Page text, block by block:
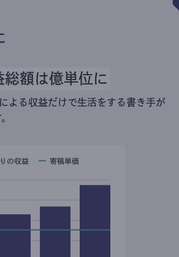
総額は億単位に
よる収益だけで生活をする書き手が